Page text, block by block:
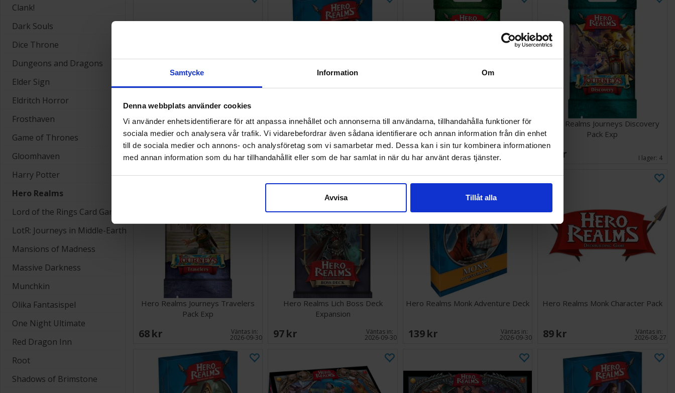
Samtycke Information Om
Denna webbplats använder cookies
Vi använder enhetsidentifierare för att anpassa innehållet och annonserna till användarna, tillhandahålla funktioner för
sociala medier och analysera vår trafik. Vi vidarebefordrar även sådana identifierare och annan information från din enhet
till de sociala medier och annons- och analysföretag som vi samarbetar med. Dessa kan i sin tur kombinera informationen
med annan information som du har tillhandahållit eller som de har samlat in när du har använt deras tjänster.
Avvisa Tillåt alla
Clank!
Dark Souls
Dice Throne
Dungeons and Dragons
Elder Sign
Eldritch Horror
Frosthaven
Game of Thrones
Gloomhaven
Harry Potter
Hero Realms
Lord of the Rings Card Game
LotR: Journeys in Middle-Earth
Mansions of Madness
Massive Darkness
Munchkin
Olika Fantasispel
One Night Ultimate
Red Dragon Inn
Root
Shadows of Brimstone
Hero Realms Dungeons Dividers
139 SEK 2026-09-30
Hero Realms Fighter Adventure
Deck
139 SEK 2026-09-30
Hero Realms Journeys Conquest
Pack Exp
66 SEK
Hero Realms Journeys Discovery
Pack Exp
66 SEK I lager: 4
Hero Realms Journeys Travelers
Pack Exp
68 SEK Väntas in:
2026-09-30
Hero Realms Lich Boss Deck
Expansion
97 SEK Väntas in:
2026-09-30
Hero Realms Monk Adventure Deck
139 SEK Väntas in:
2026-09-30
Hero Realms Monk Character Pack
89 SEK Väntas in:
2026-08-27